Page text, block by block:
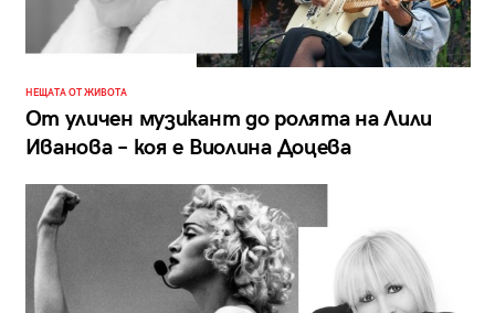
НЕЩАТА ОТ ЖИВОТА
От уличен музикант до ролята на Лили
Иванова – коя е Виолина Доцева